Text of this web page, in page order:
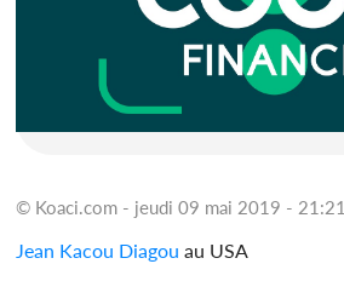
© Koaci.com - jeudi 09 mai 2019 - 21:21
Jean Kacou Diagou au USA